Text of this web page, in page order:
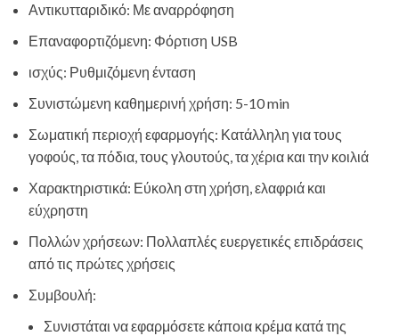
Αντικυτταριδικό: Με αναρρόφηση
Επαναφορτιζόμενη: Φόρτιση USB
ισχύς: Ρυθμιζόμενη ένταση
Συνιστώμενη καθημερινή χρήση: 5-10 min
Σωματική περιοχή εφαρμογής: Κατάλληλη για τους
γοφούς, τα πόδια, τους γλουτούς, τα χέρια και την κοιλιά
Χαρακτηριστικά: Εύκολη στη χρήση, ελαφριά και
εύχρηστη
Πολλών χρήσεων: Πολλαπλές ευεργετικές επιδράσεις
από τις πρώτες χρήσεις
Συμβουλή:
Συνιστάται να εφαρμόσετε κάποια κρέμα κατά της